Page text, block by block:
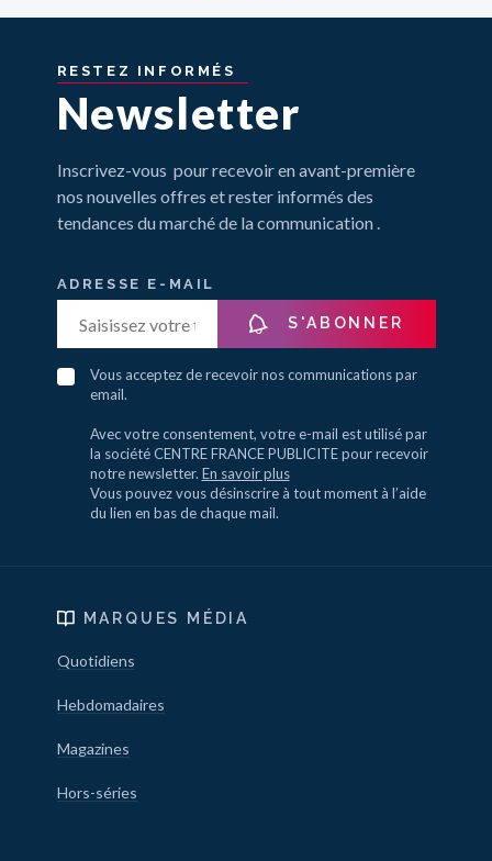
RESTEZ INFORMÉS
Newsletter
Inscrivez-vous pour recevoir en avant-première
nos nouvelles offres et rester informés des
tendances du marché de la communication .
ADRESSE E-MAIL
S'ABONNER
Vous acceptez de recevoir nos communications par
email.
Avec votre consentement, votre e-mail est utilisé par
la société CENTRE FRANCE PUBLICITE pour recevoir
notre newsletter. En savoir plus
Vous pouvez vous désinscrire à tout moment à l’aide
du lien en bas de chaque mail.
MARQUES MÉDIA
Quotidiens
Hebdomadaires
Magazines
Hors-séries